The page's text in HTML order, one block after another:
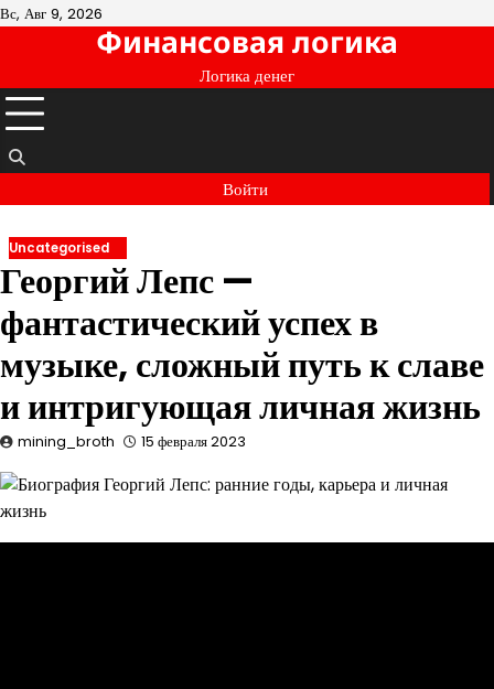
Перейти
Вс, Авг 9, 2026
Финансовая логика
Логика денег
Войти
Uncategorised
Георгий Лепс —
фантастический успех в
музыке, сложный путь к славе
и интригующая личная жизнь
mining_broth 15 февраля 2023